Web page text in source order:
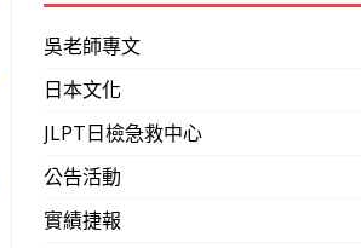
吳老師專文
日本文化
JLPT日檢急救中心
公告活動
實績捷報